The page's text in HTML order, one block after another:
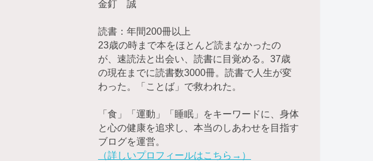
金釘 誠
読書：年間200冊以上
23歳の時まで本をほとんど読まなかったの
が、速読法と出会い、読書に目覚める。37歳
の現在までに読書数3000冊。読書で人生が変
わった。「ことば」で救われた。
「食」「運動」「睡眠」をキーワードに、身体
と心の健康を追求し、本当のしあわせを目指す
ブログを運営。
（詳しいプロフィールはこちら→）